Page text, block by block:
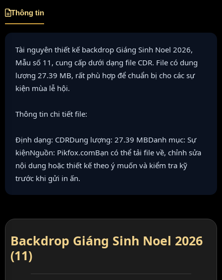
Thông tin
Tài nguyên thiết kế backdrop Giáng Sinh Noel 2026,
Mẫu số 11, cung cấp dưới dạng file CDR. File có dung
lượng 27.39 MB, rất phù hợp để chuẩn bị cho các sự
kiện mùa lễ hội.
Thông tin chi tiết file:
Định dạng: CDRDung lượng: 27.39 MBDanh mục: Sự
kiệnNguồn: Pikfox.comBạn có thể tải file về, chỉnh sửa
nội dung hoặc thiết kế theo ý muốn và kiểm tra kỹ
trước khi gửi in ấn.
Backdrop Giáng Sinh Noel 2026
(11)